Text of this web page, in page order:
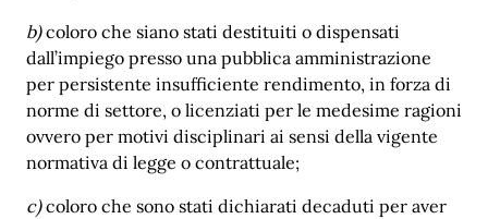
b)coloro che siano stati destituiti o dispensati
dall’impiego presso una pubblica amministrazione
per persistente insufficiente rendimento, in forza di
norme di settore, o licenziati per le medesime ragioni
ovvero per motivi disciplinari ai sensi della vigente
normativa di legge o contrattuale;
c)coloro che sono stati dichiarati decaduti per aver